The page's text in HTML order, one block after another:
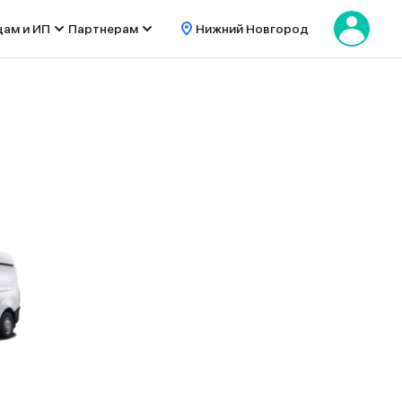
и ИП Партнерам Нижний Новгород